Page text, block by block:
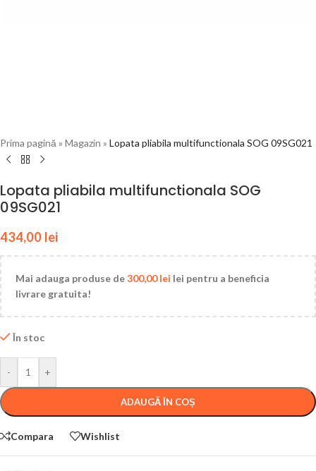
Prima pagină » Magazin » Lopata pliabila multifunctionala SOG 09SG021
Lopata pliabila multifunctionala SOG
09SG021
434,00 lei
Mai adauga produse de300,00lei lei pentru a beneficia
livrare gratuita!
În stoc
- +
ADAUGĂ ÎN COȘ
Compara Wishlist